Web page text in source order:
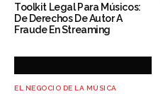
Toolkit Legal Para Músicos:
De Derechos De Autor A
Fraude En Streaming
EL NEGOCIO DE LA MÚSICA